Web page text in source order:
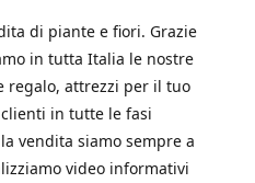
di piante e fiori. Grazie
in tutta Italia le nostre
regalo, attrezzi per il tuo
in tutte le fasi
vendita siamo sempre a
video informativi